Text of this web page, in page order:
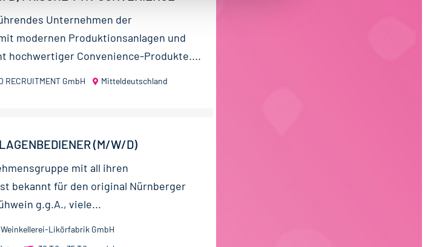
Unternehmen der
modernen Produktionsanlagen und
hochwertiger Convenience-Produkte....
RECRUITMENT GmbH Mitteldeutschland
(M/W/D)
mit all ihren
bekannt für den original Nürnberger
g.g.A., viele...
Likörfabrik GmbH